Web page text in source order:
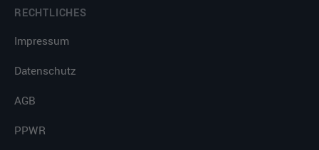
RECHTLICHES
Impressum
Datenschutz
AGB
PPWR